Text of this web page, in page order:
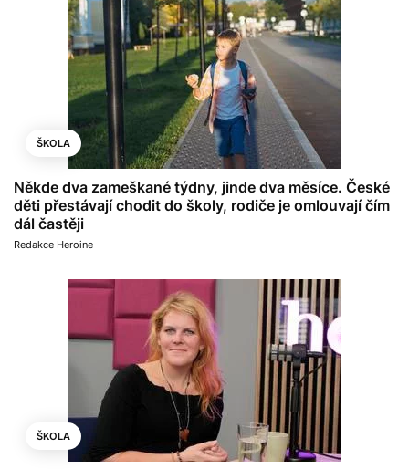
ŠKOLA
Někde dva zameškané týdny, jinde dva měsíce. České
děti přestávají chodit do školy, rodiče je omlouvají čím
dál častěji
Redakce Heroine
ŠKOLA